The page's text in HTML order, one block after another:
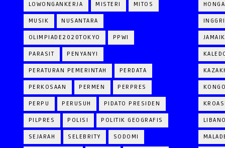
LOWONGANKERJA MISTERI MITOS
MUSIK NUSANTARA
OLIMPIADE2020TOKYO PPWI
PARASIT PENYANYI
PERATURAN PEMERINTAH PERDATA
PERKOSAAN PERMEN PERPRES
PERPU PERUSUH PIDATO PRESIDEN
PILPRES POLISI POLITIK GEOGRAFIS
SEJARAH SELEBRITY SODOMI